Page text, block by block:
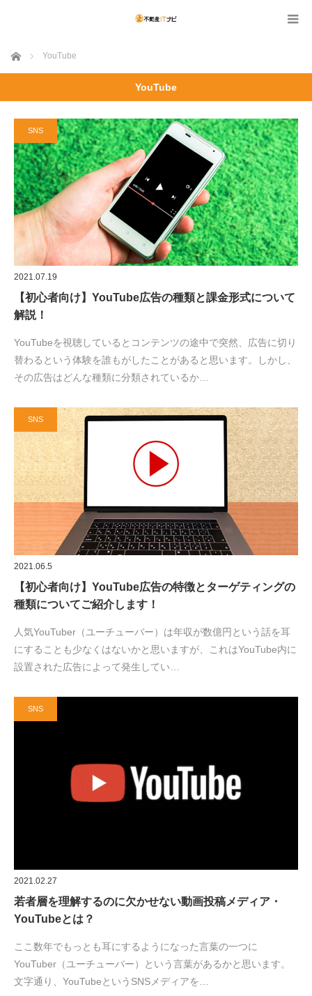
ホーム YouTube
YouTube
SNS
2021.07.19
【初心者向け】YouTube広告の種類と課金形式について
解説！
YouTubeを視聴しているとコンテンツの途中で突然、広告に切り
替わるという体験を誰もがしたことがあると思います。しかし、
その広告はどんな種類に分類されているか…
SNS
2021.06.5
【初心者向け】YouTube広告の特徴とターゲティングの
種類についてご紹介します！
人気YouTuber（ユーチューバー）は年収が数億円という話を耳
にすることも少なくはないかと思いますが、これはYouTube内に
設置された広告によって発生してい…
SNS
2021.02.27
若者層を理解するのに欠かせない動画投稿メディア・
YouTubeとは？
ここ数年でもっとも耳にするようになった言葉の一つに
YouTuber（ユーチューバー）という言葉があるかと思います。
文字通り、YouTubeというSNSメディアを…